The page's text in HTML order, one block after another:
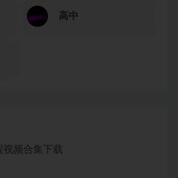
高中
视频合集下载